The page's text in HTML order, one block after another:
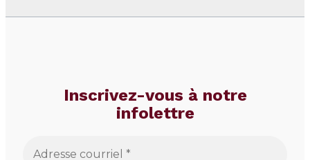
Inscrivez-vous à notre
infolettre